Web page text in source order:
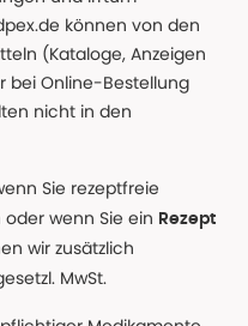
können von den
(Kataloge, Anzeigen
bei Online-Bestellung
nicht in den
Sie rezeptfreie
oder wenn Sie ein Rezept
wir zusätzlich
MwSt.